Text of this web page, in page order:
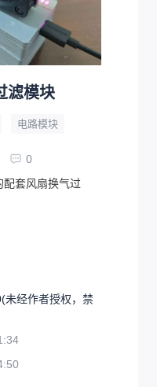
滤模块
电路模块
0
配套风扇换气过
(未经作者授权，禁